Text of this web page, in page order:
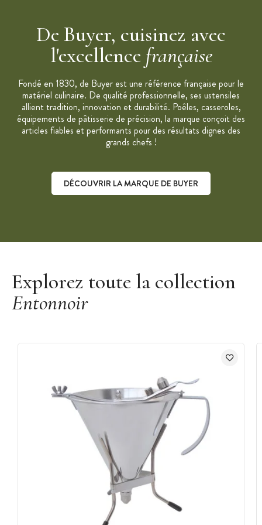
Versement par pression sur le levier avec le pouce
2 anses : meilleure répartition de la charge
Mécanisme intérieur démontable avec vis papillon
Utilisable au lave-vaisselle
Lavable au lave-vaisselle
Entonnoir fabriqué en France
Rangement des buses non utilisées sous la poignée
De Buyer, cuisinez avec
l'excellence française
Fondé en 1830, de Buyer est une référence française pour le
matériel culinaire. De qualité professionnelle, ses ustensiles
allient tradition, innovation et durabilité. Poêles, casseroles,
équipements de pâtisserie de précision, la marque conçoit des
articles fiables et performants pour des résultats dignes des
grands chefs !
DÉCOUVRIR LA MARQUE DE BUYER
Explorez toute la collection
Entonnoir